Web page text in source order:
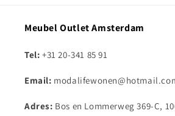
Meubel Outlet Amsterdam
Tel: +31 20-341 85 91
Email:
Adres: Bos en Lommerweg 369-C,